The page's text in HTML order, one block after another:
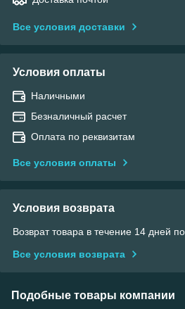
Все условия доставки
Условия оплаты
Наличными
Безналичный расчет
Оплата по реквизитам
Все условия оплаты
Условия возврата
Возврат товара в течение 14 дней
Все условия возврата
Подобные товары компании